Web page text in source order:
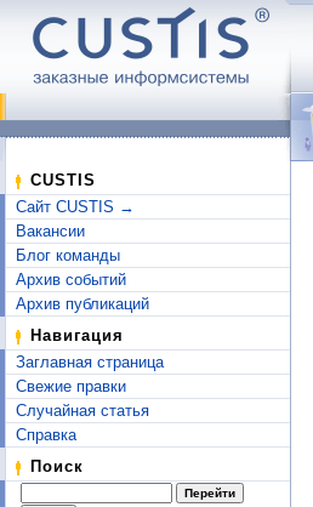
CUSTIS
Сайт CUSTIS →
Вакансии
Блог команды
Архив событий
Архив публикаций
Навигация
Заглавная страница
Свежие правки
Случайная статья
Справка
Поиск